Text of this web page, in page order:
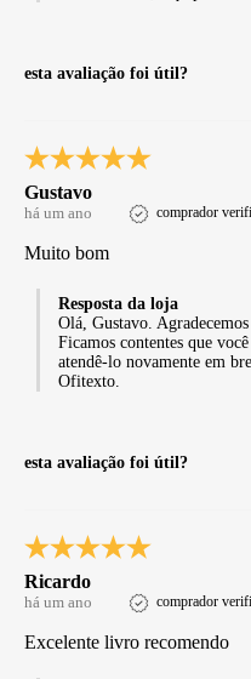
esta avaliação foi útil?
Gustavo
há um ano comprador
Muito bom
Resposta da loja
Olá, Gustavo.
Ficamos contentes que
atendê-lo novamente em
Ofitexto.
esta avaliação foi útil?
Ricardo
há um ano comprador
Excelente livro recomendo